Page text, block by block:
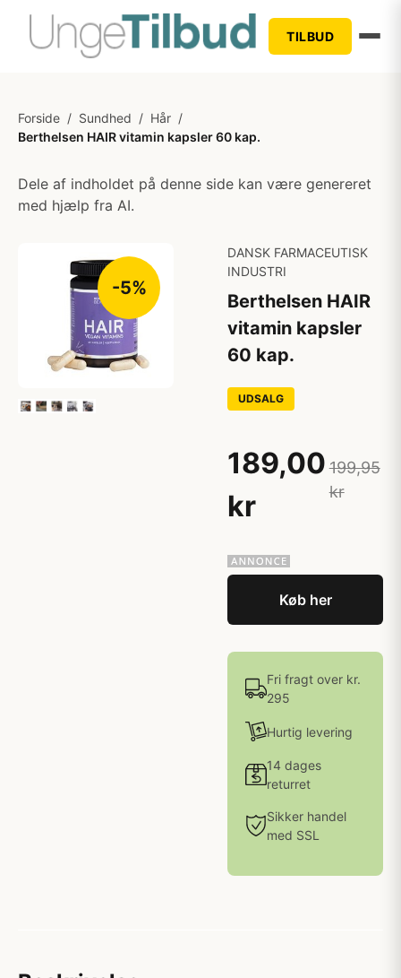
TILBUD
Forside / Sundhed / Hår /
Berthelsen HAIR vitamin kapsler 60 kap.
Dele af indholdet på denne side kan være genereret
med hjælp fra AI.
-5%
DANSK FARMACEUTISK
INDUSTRI
Berthelsen HAIR
vitamin kapsler
60 kap.
UDSALG
189,00
kr
199,95
kr
Køb her
Fri fragt over kr.
295
Hurtig levering
14 dages
returret
Sikker handel
med SSL